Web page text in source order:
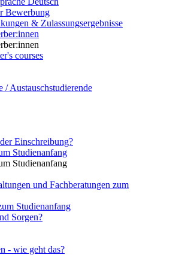
Bewerbung
& Zulassungsergebnisse
courses
/ Austauschstudierende
Einschreibung?
Studienanfang
Studienanfang
und Fachberatungen zum
Studienanfang
Sorgen?
- wie geht das?